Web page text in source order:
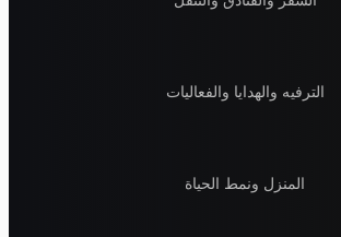
الترفيه والهدايا والفعاليات
المنزل ونمط الحياة